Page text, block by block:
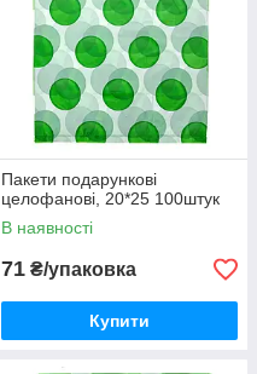
Пакети подарункові
целофанові, 20*25 100штук
В наявності
71 ₴/упаковка
Купити